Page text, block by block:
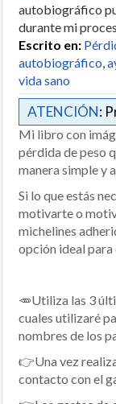
autobiográfico
durante mi
Escrito en:
autobiográfico,
vida sano
ATENCIÓN:
Mi libro con
pérdida de peso
manera simple y
Si lo que estás
motivarte o
michelines
opción ideal
🥕Utiliza las 3
cuales utilizaré
nombres de los
👉Una vez
contacto con el